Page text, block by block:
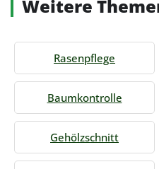
Weitere
Rasenpflege
Baumkontrolle
Gehölzschnitt